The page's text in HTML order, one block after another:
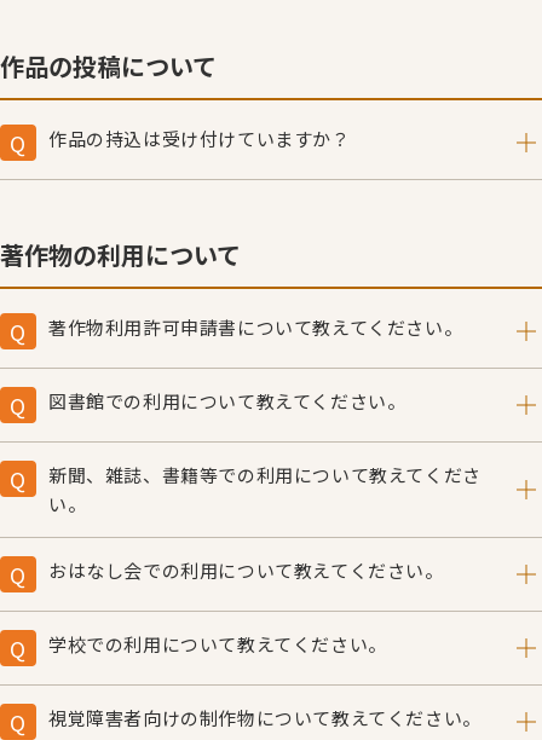
作品の投稿について
作品の持込は受け付けていますか？
こちらをご覧ください。
著作物の利用について
著作物利用許可申請書について教えてください。
こちらをご覧ください。
図書館での利用について教えてください。
こちらをご覧ください。
新聞、雑誌、書籍等での利用について教えてくださ
い。
こちらをご覧ください。
おはなし会での利用について教えてください。
こちらをご覧ください。
学校での利用について教えてください。
こちらをご覧ください。
視覚障害者向けの制作物について教えてください。